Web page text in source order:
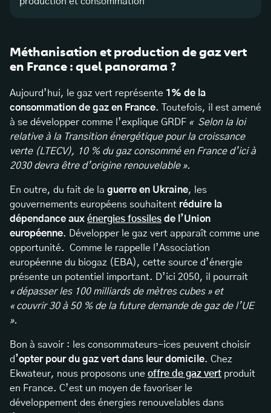
Méthanisation et production de gaz vert
en France : quel panorama ?
Aujourd’hui, le gaz vert représente 1% de la
consommation de gaz en France. Toutefois, il est amené
à se développer comme l’explique GRDF « Selon la loi
relative à la Transition énergétique pour la croissance
verte (LTECV), 10 % du gaz consommé en France d’ici à
2030 devra être d’origine renouvelable ».
En outre, du fait de la guerre en Ukraine, les
gouvernements européens souhaitent réduire la
dépendance aux énergies fossiles de l’Union
européenne. Développer le gaz vert apparaît comme une
opportunité. Comme le rappelle l’Association
européenne du biogaz (EBA), cette source d’énergie
présente un potentiel important. D’ici 2050, il pourrait
« dépasser les 100 milliards de mètres cubes » et
« couvrir 30 à 50 % de la future demande de gaz de l’UE
».
Bon à savoir : les consommateurs-ices peuvent choisir
d’opter pour du gaz vert dans leur domicile. Chez
Ekwateur, nous proposons une offre de gaz vert produit
en France. C’est un moyen de favoriser le
développement des énergies renouvelables dans